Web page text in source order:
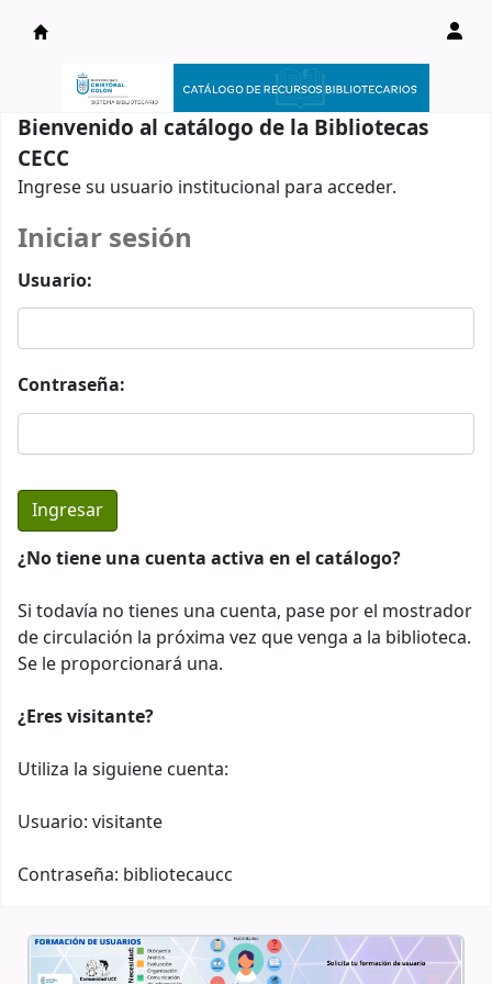
Catálogo en línea
Bienvenido al catálogo de la Bibliotecas
CECC
Ingrese su usuario institucional para acceder.
Iniciar sesión
Usuario:
Contraseña:
¿No tiene una cuenta activa en el catálogo?
Si todavía no tienes una cuenta, pase por el mostrador
de circulación la próxima vez que venga a la biblioteca.
Se le proporcionará una.
¿Eres visitante?
Utiliza la siguiene cuenta:
Usuario: visitante
Contraseña: bibliotecaucc